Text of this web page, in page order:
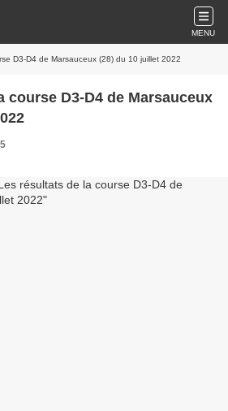
MENU
D3-D4 de Marsauceux (28) du 10 juillet 2022
course D3-D4 de Marsauceux